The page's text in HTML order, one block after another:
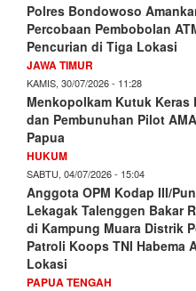
Polres Bondowoso
Percobaan Pembobolan
Pencurian di Tiga Lokasi
JAWA TIMUR
KAMIS, 30/07/2026 - 11:28
Menkopolkam Kutuk Keras
dan Pembunuhan Pilot
Papua
HUKUM
SABTU, 04/07/2026 - 15:04
Anggota OPM Kodap III/
Lekagak Talenggen Bakar
di Kampung Muara Distrik
Patroli Koops TNI Habema
Lokasi
PAPUA TENGAH